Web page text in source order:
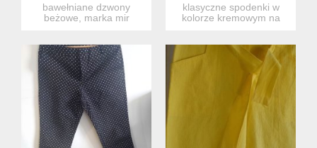
bawełniane dzwony
beżowe, marka mir
klasyczne spodenki w
kolorze kremowym na